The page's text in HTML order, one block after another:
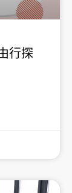
行探